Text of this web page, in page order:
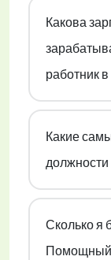
Какова
работник
Какие
Сколько я
Помощный